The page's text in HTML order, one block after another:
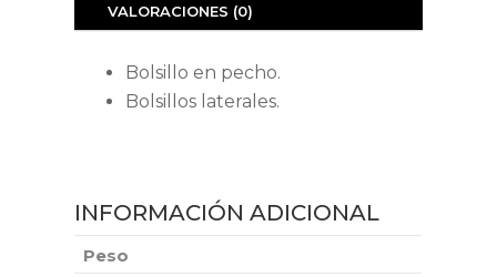
VALORACIONES (0)
Bolsillo en pecho.
Bolsillos laterales.
INFORMACIÓN ADICIONAL
Peso